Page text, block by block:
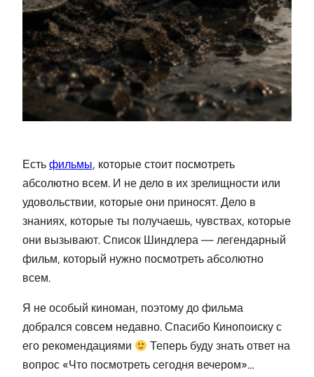
Есть фильмы, которые стоит посмотреть
абсолютно всем. И не дело в их зрелищности или
удовольствии, которые они приносят. Дело в
знаниях, которые ты получаешь, чувствах, которые
они вызывают. Список Шиндлера — легендарный
фильм, который нужно посмотреть абсолютно
всем.
Я не особый киноман, поэтому до фильма
добрался совсем недавно. Спасибо Кинопоиску с
его рекомендациями
Теперь буду знать ответ на
вопрос «Что посмотреть сегодня вечером»…